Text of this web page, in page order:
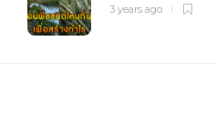
3 years ago